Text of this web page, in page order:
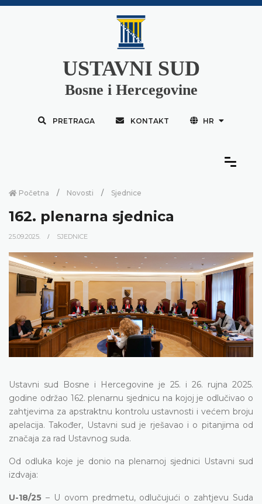
USTAVNI SUD
Bosne i Hercegovine
PRETRAGA KONTAKT HR
Početna Novosti Sjednice
162. plenarna sjednica
25.09.2025. SJEDNICE
Ustavni sud Bosne i Hercegovine je 25. i 26. rujna 2025.
godine održao 162. plenarnu sjednicu na kojoj je odlučivao o
zahtjevima za apstraktnu kontrolu ustavnosti i većem broju
apelacija. Također, Ustavni sud je rješavao i o pitanjima od
značaja za rad Ustavnog suda.
Od odluka koje je donio na plenarnoj sjednici Ustavni sud
izdvaja:
U-18/25 – U ovom predmetu, odlučujući o zahtjevu Suda